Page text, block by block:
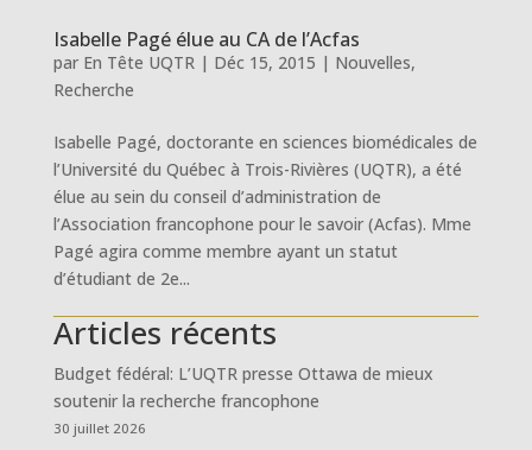
Isabelle Pagé élue au CA de l’Acfas
par En Tête UQTR| Déc 15, 2015 | Nouvelles,
Recherche
Isabelle Pagé, doctorante en sciences biomédicales de
l’Université du Québec à Trois-Rivières (UQTR), a été
élue au sein du conseil d’administration de
l’Association francophone pour le savoir (Acfas). Mme
Pagé agira comme membre ayant un statut
d’étudiant de 2e...
Articles récents
Budget fédéral: L’UQTR presse Ottawa de mieux
soutenir la recherche francophone
30 juillet 2026